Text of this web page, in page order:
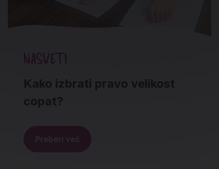
NASVETI
Kako izbrati pravo velikost
copat?
Preberi več